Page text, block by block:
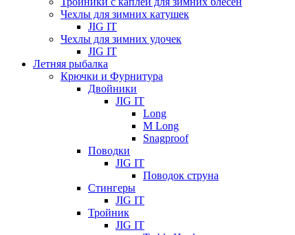
Чехлы для зимних катушек
JIG IT
Чехлы для зимних удочек
JIG IT
Летняя рыбалка
Крючки и Фурнитура
Двойники
JIG IT
Long
M Long
Snagproof
Поводки
JIG IT
Поводок струна
Стингеры
JIG IT
Тройник
JIG IT